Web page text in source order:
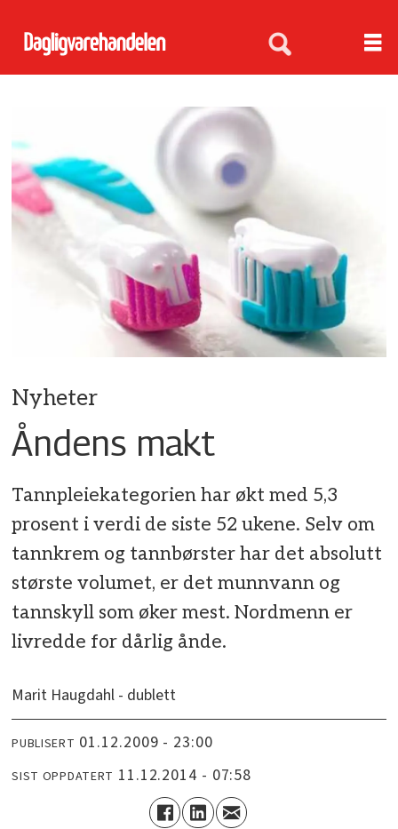
Nyheter
Åndens makt
Tannpleiekategorien har økt med 5,3
prosent i verdi de siste 52 ukene. Selv om
tannkrem og tannbørster har det absolutt
største volumet, er det munnvann og
tannskyll som øker mest. Nordmenn er
livredde for dårlig ånde.
Marit Haugdahl - dublett
PUBLISERT 01.12.2009 - 23:00
SIST OPPDATERT 11.12.2014 - 07:58